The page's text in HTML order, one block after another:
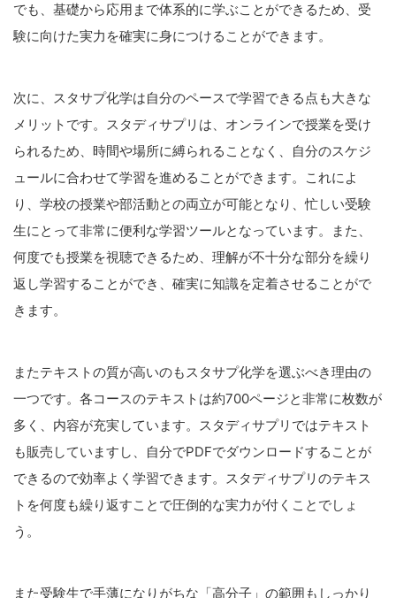
でも、基礎から応用まで体系的に学ぶことができるため、受
験に向けた実力を確実に身につけることができます。
次に、スタサプ化学は自分のペースで学習できる点も大きな
メリットです。スタディサプリは、オンラインで授業を受け
られるため、時間や場所に縛られることなく、自分のスケジ
ュールに合わせて学習を進めることができます。これによ
り、学校の授業や部活動との両立が可能となり、忙しい受験
生にとって非常に便利な学習ツールとなっています。また、
何度でも授業を視聴できるため、理解が不十分な部分を繰り
返し学習することができ、確実に知識を定着させることがで
きます。
またテキストの質が高いのもスタサプ化学を選ぶべき理由の
一つです。各コースのテキストは約700ページと非常に枚数が
多く、内容が充実しています。スタディサプリではテキスト
も販売していますし、自分でPDFでダウンロードすることが
できるので効率よく学習できます。スタディサプリのテキス
トを何度も繰り返すことで圧倒的な実力が付くことでしょ
う。
また受験生で手薄になりがちな「高分子」の範囲もしっかり